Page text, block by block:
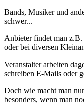
Bands, Musiker und
schwer...
Anbieter findet man
oder bei diversen
Veranstalter arbeiten
schreiben E-Mails oder
Doch wie macht man
besonders, wenn man